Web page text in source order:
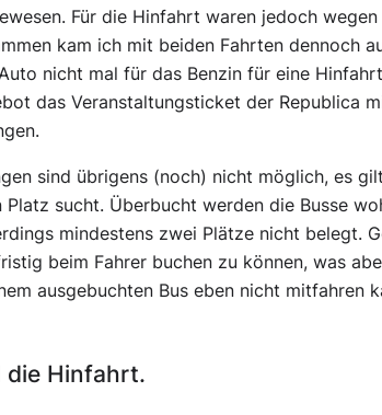
Für die Hinfahrt waren jedoch
kam ich mit beiden Fahrten dennoch
nicht mal für das Benzin für eine
das Veranstaltungsticket der Republica
sind übrigens (noch) nicht möglich, es
Platz sucht. Überbucht werden die Busse
mindestens zwei Plätze nicht belegt.
beim Fahrer buchen zu können, was
ausgebuchten Bus eben nicht mitfahren
die Hinfahrt.